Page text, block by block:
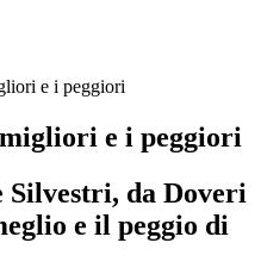
e i peggiori
e i peggiori
Silvestri, da Doveri
e il peggio di